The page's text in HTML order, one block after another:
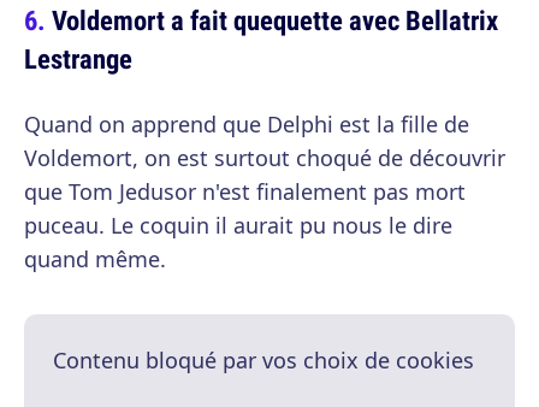
Voldemort a fait quequette avec Bellatrix
Lestrange
Quand on apprend que Delphi est la fille de
Voldemort, on est surtout choqué de découvrir
que Tom Jedusor n'est finalement pas mort
puceau. Le coquin il aurait pu nous le dire
quand même.
Contenu bloqué par vos choix de cookies